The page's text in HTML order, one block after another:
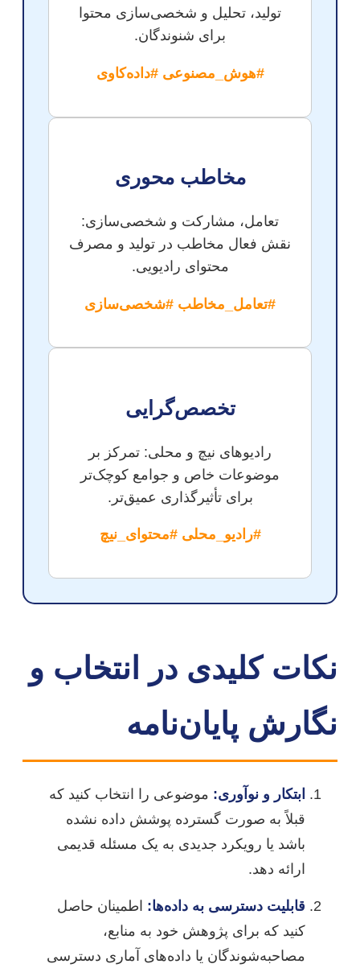
تولید، تحلیل و شخصی‌سازی محتوا
برای شنوندگان.
#هوش_مصنوعی #داده‌کاوی
مخاطب محوری
تعامل، مشارکت و شخصی‌سازی:
نقش فعال مخاطب در تولید و مصرف
محتوای رادیویی.
#تعامل_مخاطب #شخصی‌سازی
تخصص‌گرایی
رادیوهای نیچ و محلی: تمرکز بر
موضوعات خاص و جوامع کوچک‌تر
برای تأثیرگذاری عمیق‌تر.
#رادیو_محلی #محتوای_نیچ
نکات کلیدی در انتخاب و
نگارش پایان‌نامه
ابتکار و نوآوری: موضوعی را انتخاب کنید که
قبلاً به صورت گسترده پوشش داده نشده
باشد یا رویکرد جدیدی به یک مسئله قدیمی
ارائه دهد.
قابلیت دسترسی به داده‌ها: اطمینان حاصل
کنید که برای پژوهش خود به منابع،
مصاحبه‌شوندگان یا داده‌های آماری دسترسی